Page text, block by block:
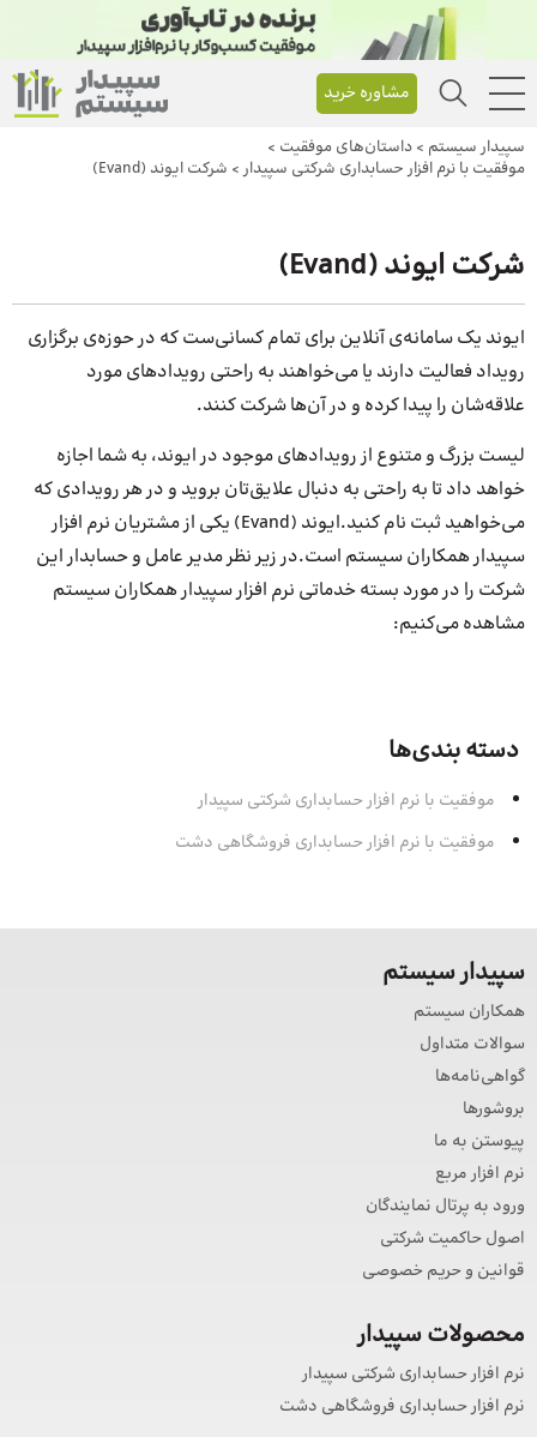
مشاوره خرید
سپیدار سیستم > داستان‌های موفقیت >
موفقیت با نرم افزار حسابداری شرکتی سپیدار> شرکت ایوند (Evand)
شرکت ایوند (Evand)
ایوند یک سامانه‌ی آنلاین برای تمام کسانی‌ست که در حوزه‌ی برگزاری
رویداد فعالیت دارند یا می‌خواهند به راحتی رویدادهای مورد
علاقه‌شان را پیدا کرده و در آن‌ها شرکت کنند.
لیست بزرگ و متنوع از رویدادهای موجود در ایوند، به شما اجازه
خواهد داد تا به راحتی به دنبال علایق‌تان بروید و در هر رویدادی که
می‌خواهید ثبت نام کنید.ایوند (Evand) یکی از مشتریان نرم افزار
سپیدار همکاران سیستم است.در زیر نظر مدیر عامل و حسابدار این
شرکت را در مورد بسته خدماتی نرم افزار سپیدار همکاران سیستم
مشاهده می‌کنیم:
دسته بندی‌ها
موفقیت با نرم افزار حسابداری شرکتی سپیدار
موفقیت با نرم افزار حسابداری فروشگاهی دشت
سپیدار سیستم
همکاران سیستم
سوالات متداول
گواهی‌نامه‌ها
بروشورها
پیوستن به ما
نرم افزار مربع
ورود به پرتال نمایندگان
اصول حاکمیت شرکتی
قوانین و حریم خصوصی
محصولات سپیدار
نرم افزار حسابداری شرکتی سپیدار
نرم افزار حسابداری فروشگاهی دشت